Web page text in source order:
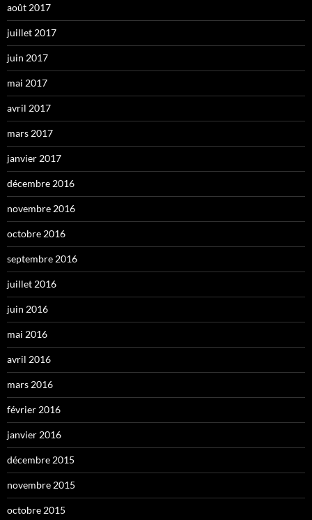
août 2017
juillet 2017
juin 2017
mai 2017
avril 2017
mars 2017
janvier 2017
décembre 2016
novembre 2016
octobre 2016
septembre 2016
juillet 2016
juin 2016
mai 2016
avril 2016
mars 2016
février 2016
janvier 2016
décembre 2015
novembre 2015
octobre 2015